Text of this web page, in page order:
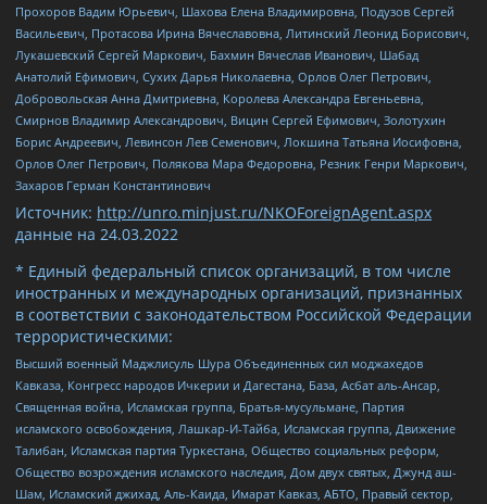
Прохоров Вадим Юрьевич, Шахова Елена Владимировна, Подузов Сергей
Васильевич, Протасова Ирина Вячеславовна, Литинский Леонид Борисович,
Лукашевский Сергей Маркович, Бахмин Вячеслав Иванович, Шабад
Анатолий Ефимович, Сухих Дарья Николаевна, Орлов Олег Петрович,
Добровольская Анна Дмитриевна, Королева Александра Евгеньевна,
Смирнов Владимир Александрович, Вицин Сергей Ефимович, Золотухин
Борис Андреевич, Левинсон Лев Семенович, Локшина Татьяна Иосифовна,
Орлов Олег Петрович, Полякова Мара Федоровна, Резник Генри Маркович,
Захаров Герман Константинович
Источник: http://unro.minjust.ru/NKOForeignAgent.aspx
данные на 24.03.2022
* Единый федеральный список организаций, в том числе
иностранных и международных организаций, признанных
в соответствии с законодательством Российской Федерации
террористическими:
Высший военный Маджлисуль Шура Объединенных сил моджахедов
Кавказа, Конгресс народов Ичкерии и Дагестана, База, Асбат аль-Ансар,
Священная война, Исламская группа, Братья-мусульмане, Партия
исламского освобождения, Лашкар-И-Тайба, Исламская группа, Движение
Талибан, Исламская партия Туркестана, Общество социальных реформ,
Общество возрождения исламского наследия, Дом двух святых, Джунд аш-
Шам, Исламский джихад, Аль-Каида, Имарат Кавказ, АБТО, Правый сектор,